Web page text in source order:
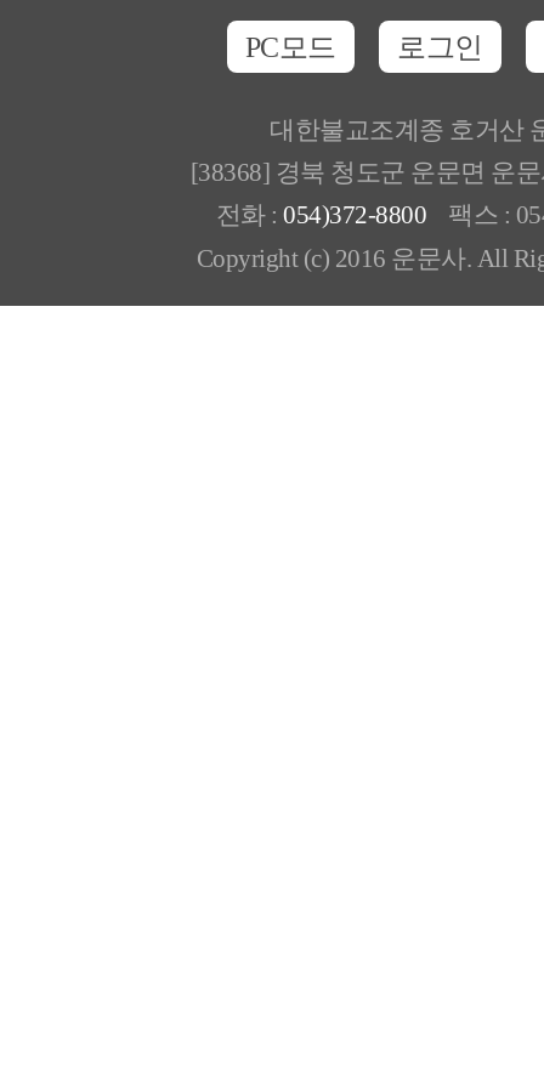
PC모드 로그인
대한불교조계종 호거산
[38368] 경북 청도군 운문면 운
전화 : 054)372-8800 팩스 :
Copyright (c) 2016 운문사. All